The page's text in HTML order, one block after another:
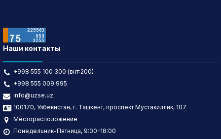
Наши контакты
+998 555 100 300 (внт:200)
+998 555 009 995
info@uzse.uz
100170, Узбекистан, г. Ташкент, проспект Мустакиллик, 107
Месторасположение
Понедельник-Пятница, 9:00-18:00